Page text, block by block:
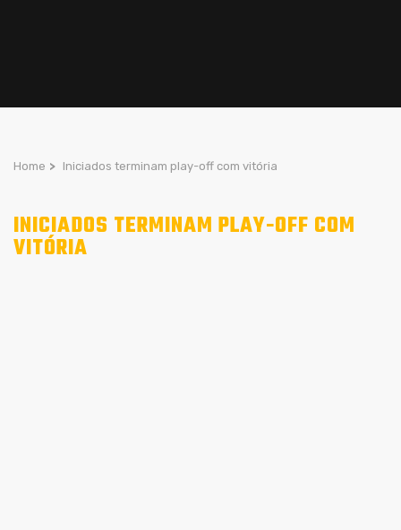
Home > Iniciados terminam play-off com vitória
INICIADOS TERMINAM PLAY-OFF COM
VITÓRIA